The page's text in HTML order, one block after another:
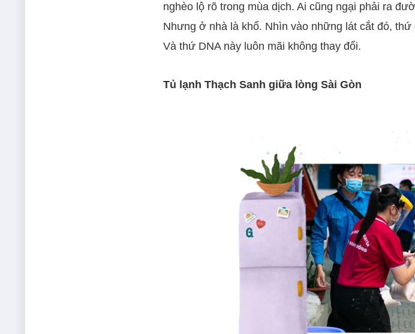
nghèo lộ rõ trong mùa dịch. Ai cũng ngại phải ra
Nhưng ở nhà là khổ. Nhìn vào những lát cắt đó,
Và thứ DNA này luôn mãi không thay đổi.
Tủ lạnh Thạch Sanh giữa lòng Sài Gòn